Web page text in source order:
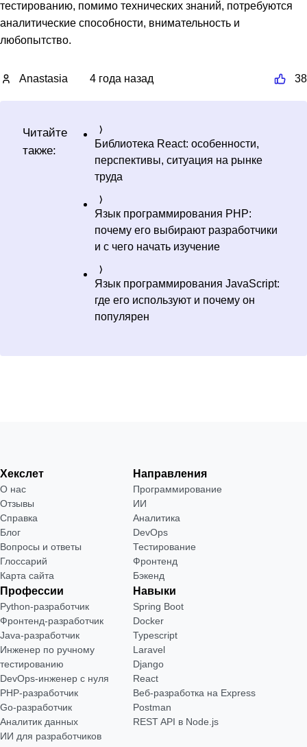
тестированию, помимо технических знаний, потребуются
аналитические способности, внимательность и
любопытство.
Anastasia 4 года назад 38
Читайте
также:
Библиотека React: особенности,
перспективы, ситуация на рынке
труда
Язык программирования PHP:
почему его выбирают разработчики
и с чего начать изучение
Язык программирования JavaScript:
где его используют и почему он
популярен
Хекслет
О нас
Отзывы
Справка
Блог
Вопросы и ответы
Глоссарий
Карта сайта
Направления
Программирование
ИИ
Аналитика
DevOps
Тестирование
Фронтенд
Бэкенд
Профессии
Python-разработчик
Фронтенд-разработчик
Java-разработчик
Инженер по ручному
тестированию
DevOps-инженер с нуля
РНР-разработчик
Go-разработчик
Аналитик данных
ИИ для разработчиков
Навыки
Spring Boot
Docker
Typescript
Laravel
Django
React
Веб-разработка на Express
Postman
REST API в Node.js